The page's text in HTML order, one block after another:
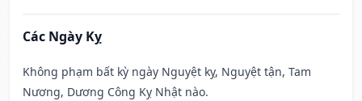
Các Ngày Kỵ
Không phạm bất kỳ ngày Nguyệt kỵ, Nguyệt tận, Tam
Nương, Dương Công Kỵ Nhật nào.